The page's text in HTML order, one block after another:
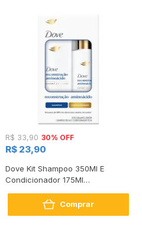
R$ 33,90 30% OFF
R$ 23,90
Dove Kit Shampoo 350Ml E
Condicionador 175Ml
Comprar